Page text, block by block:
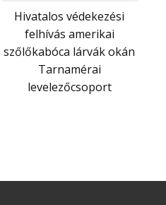
Hivatalos védekezési
felhívás amerikai
szőlőkabóca lárvák okán
Tarnamérai
levelezőcsoport